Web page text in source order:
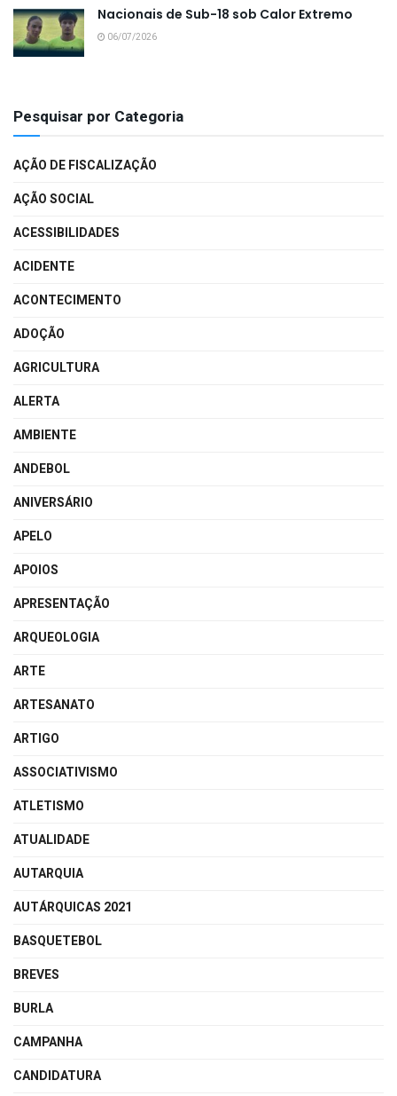
Nacionais de Sub-18 sob Calor Extremo
06/07/2026
Pesquisar por Categoria
AÇÃO DE FISCALIZAÇÃO
AÇÃO SOCIAL
ACESSIBILIDADES
ACIDENTE
ACONTECIMENTO
ADOÇÃO
AGRICULTURA
ALERTA
AMBIENTE
ANDEBOL
ANIVERSÁRIO
APELO
APOIOS
APRESENTAÇÃO
ARQUEOLOGIA
ARTE
ARTESANATO
ARTIGO
ASSOCIATIVISMO
ATLETISMO
ATUALIDADE
AUTARQUIA
AUTÁRQUICAS 2021
BASQUETEBOL
BREVES
BURLA
CAMPANHA
CANDIDATURA